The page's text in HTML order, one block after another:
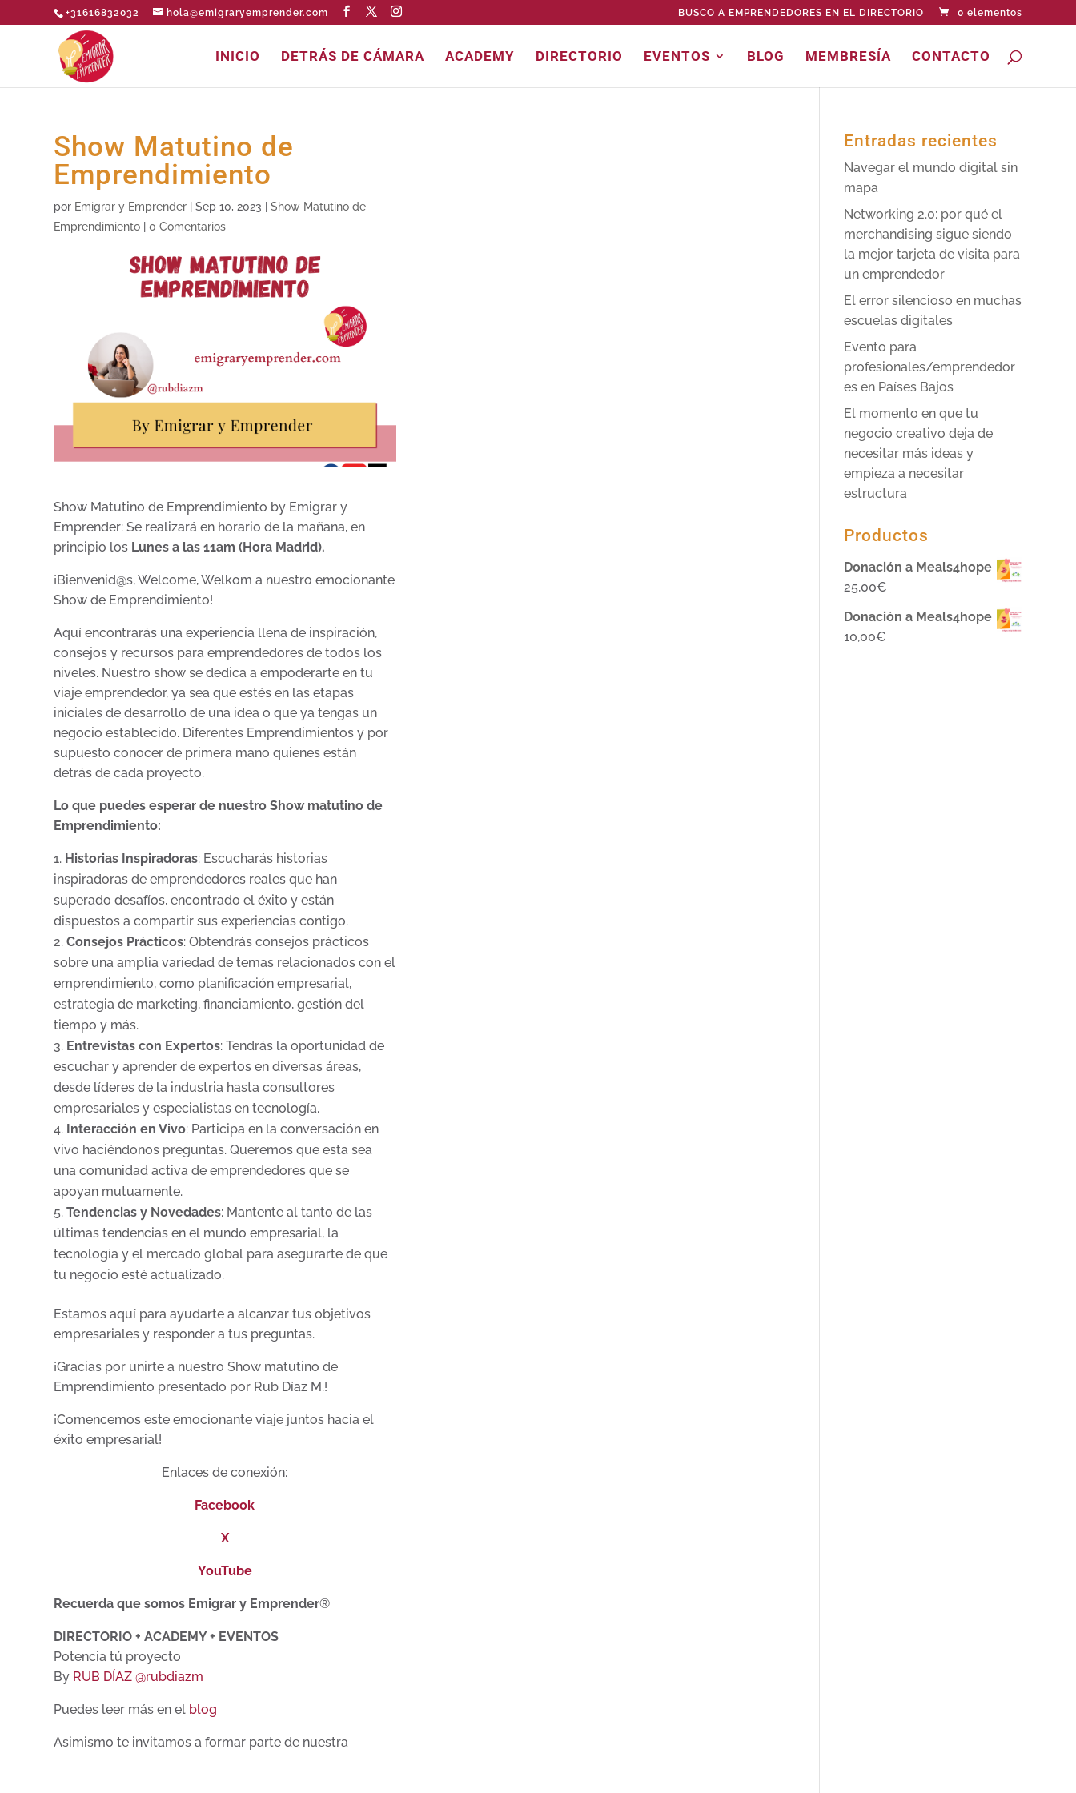
+31616832032 hola@emigraryemprender.com BUSCO A EMPRENDEDORES EN EL DIRECTORIO 0 elementos
INICIO DETRÁS DE CÁMARA ACADEMY DIRECTORIO EVENTOS BLOG MEMBRESÍA CONTACTO
Show Matutino de
Emprendimiento
por Emigrar y Emprender |Sep 10, 2023 |Show Matutino de
Emprendimiento |0 Comentarios
Show Matutino de Emprendimiento by Emigrar y
Emprender: Se realizará en horario de la mañana, en
principio los Lunes a las 11am (Hora Madrid).
¡Bienvenid@s, Welcome, Welkom a nuestro emocionante
Show de Emprendimiento!
Aquí encontrarás una experiencia llena de inspiración,
consejos y recursos para emprendedores de todos los
niveles. Nuestro show se dedica a empoderarte en tu
viaje emprendedor, ya sea que estés en las etapas
iniciales de desarrollo de una idea o que ya tengas un
negocio establecido. Diferentes Emprendimientos y por
supuesto conocer de primera mano quienes están
detrás de cada proyecto.
Lo que puedes esperar de nuestro Show matutino de
Emprendimiento:
Historias Inspiradoras: Escucharás historias
inspiradoras de emprendedores reales que han
superado desafíos, encontrado el éxito y están
dispuestos a compartir sus experiencias contigo.
Consejos Prácticos: Obtendrás consejos prácticos
sobre una amplia variedad de temas relacionados con el
emprendimiento, como planificación empresarial,
estrategia de marketing, financiamiento, gestión del
tiempo y más.
Entrevistas con Expertos: Tendrás la oportunidad de
escuchar y aprender de expertos en diversas áreas,
desde líderes de la industria hasta consultores
empresariales y especialistas en tecnología.
Interacción en Vivo: Participa en la conversación en
vivo haciéndonos preguntas. Queremos que esta sea
una comunidad activa de emprendedores que se
apoyan mutuamente.
Tendencias y Novedades: Mantente al tanto de las
últimas tendencias en el mundo empresarial, la
tecnología y el mercado global para asegurarte de que
tu negocio esté actualizado.
Estamos aquí para ayudarte a alcanzar tus objetivos
empresariales y responder a tus preguntas.
¡Gracias por unirte a nuestro Show matutino de
Emprendimiento presentado por Rub Díaz M.!
¡Comencemos este emocionante viaje juntos hacia el
éxito empresarial!
Enlaces de conexión:
Facebook
X
YouTube
Recuerda que somos Emigrar y Emprender®
DIRECTORIO + ACADEMY + EVENTOS
Potencia tú proyecto
By RUB DÍAZ @rubdiazm
Puedes leer más en el blog
Asimismo te invitamos a formar parte de nuestra
Entradas recientes
Navegar el mundo digital sin
mapa
Networking 2.0: por qué el
merchandising sigue siendo
la mejor tarjeta de visita para
un emprendedor
El error silencioso en muchas
escuelas digitales
Evento para
profesionales/emprendedor
es en Países Bajos
El momento en que tu
negocio creativo deja de
necesitar más ideas y
empieza a necesitar
estructura
Productos
Donación a Meals4hope
25,00€
Donación a Meals4hope
10,00€